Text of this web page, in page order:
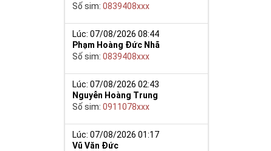
Số sim:0839408xxx
Lúc: 07/08/2026 08:44
Phạm Hoàng Đức Nhã
Số sim:0839408xxx
Lúc: 07/08/2026 02:43
Nguyễn Hoàng Trung
Số sim:0911078xxx
Lúc: 07/08/2026 01:17
Vũ Văn Đức